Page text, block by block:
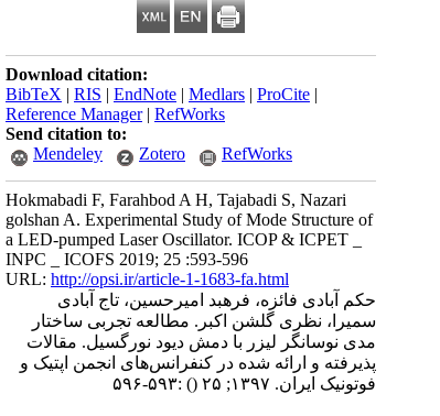
Download citation:
BibTeX | RIS | EndNote | Medlars | ProCite |
Reference Manager| RefWorks
Send citation to:
Mendeley
Zotero RefWorks
Hokmabadi F, Farahbod A H, Tajabadi S, Nazari
golshan A. Experimental Study of Mode Structure of
a LED-pumped Laser Oscillator. ICOP & ICPET _
INPC _ ICOFS 2019; 25 :593-596
URL: http://opsi.ir/article-1-1683-fa.html
حکم آبادی فائزه، فرهبد امیرحسین، تاج آبادی
سمیرا، نظری گلشن اکبر. مطالعه تجربی ساختار
مدی نوسانگر لیزر با دمش دیود نورگسیل. مقالات
پذیرفته و ارائه شده در کنفرانس‌های انجمن اپتیک و
فوتونیک ایران. ۱۳۹۷; ۲۵
() :۵۹۳-۵۹۶